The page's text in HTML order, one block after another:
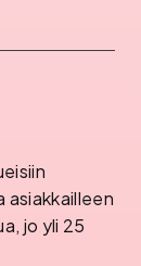
asiakkailleen
jo yli 25